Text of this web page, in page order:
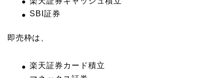
SBI証券
即売枠は、
楽天証券カード積立